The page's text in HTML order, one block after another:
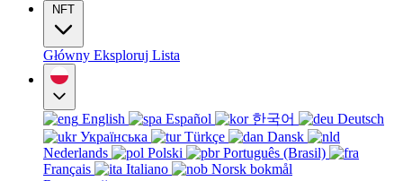
NFT
Główny Eksploruj Lista
English Español 한국어
Deutsch
Українська
Türkçe
Dansk
Nederlands
Polski
Português (Brasil)
Français
Italiano
Norsk bokmål